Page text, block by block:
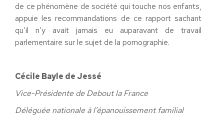
de ce phénomène de société qui touche nos enfants,
appuie les recommandations de ce rapport sachant
qu’il n’y avait jamais eu auparavant de travail
parlementaire sur le sujet de la pornographie.
Cécile Bayle de Jessé
Vice-Présidente de Debout la France
Déléguée nationale à l’épanouissement familial